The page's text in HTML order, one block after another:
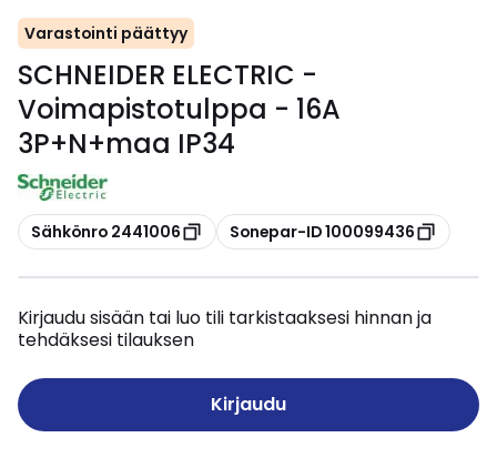
Varastointi päättyy
SCHNEIDER ELECTRIC -
Voimapistotulppa - 16A
3P+N+maa IP34
Kopioi
Sähkönro 2441006 Kopioi
Sonepar-ID 100099436
Kirjaudu sisään tai luo tili tarkistaaksesi hinnan ja
tehdäksesi tilauksen
Kirjaudu